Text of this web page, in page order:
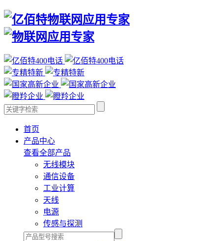
首页
产品中心
查看全部产品
无线模块
通信设备
工业计算
天线
电源
传感与探测